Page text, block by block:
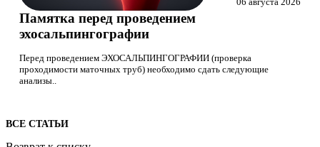
Памятка перед проведением
эхосальпингографии
Перед проведением ЭХОСАЛЬПИНГОГРАФИИ (проверка
проходимости маточных труб) необходимо сдать следующие
анализы..
ВСЕ СТАТЬИ